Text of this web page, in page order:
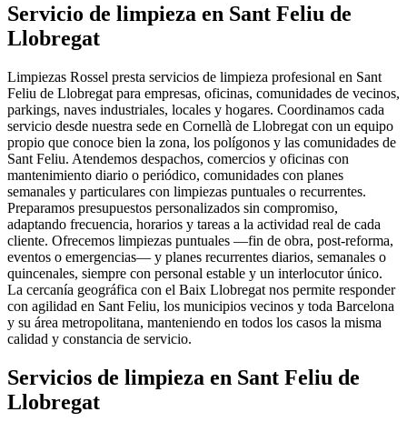
Servicio de limpieza en Sant Feliu de
Llobregat
Limpiezas Rossel presta servicios de limpieza profesional en Sant
Feliu de Llobregat para empresas, oficinas, comunidades de vecinos,
parkings, naves industriales, locales y hogares. Coordinamos cada
servicio desde nuestra sede en Cornellà de Llobregat con un equipo
propio que conoce bien la zona, los polígonos y las comunidades de
Sant Feliu. Atendemos despachos, comercios y oficinas con
mantenimiento diario o periódico, comunidades con planes
semanales y particulares con limpiezas puntuales o recurrentes.
Preparamos presupuestos personalizados sin compromiso,
adaptando frecuencia, horarios y tareas a la actividad real de cada
cliente. Ofrecemos limpiezas puntuales —fin de obra, post-reforma,
eventos o emergencias— y planes recurrentes diarios, semanales o
quincenales, siempre con personal estable y un interlocutor único.
La cercanía geográfica con el Baix Llobregat nos permite responder
con agilidad en Sant Feliu, los municipios vecinos y toda Barcelona
y su área metropolitana, manteniendo en todos los casos la misma
calidad y constancia de servicio.
Servicios de limpieza en Sant Feliu de
Llobregat